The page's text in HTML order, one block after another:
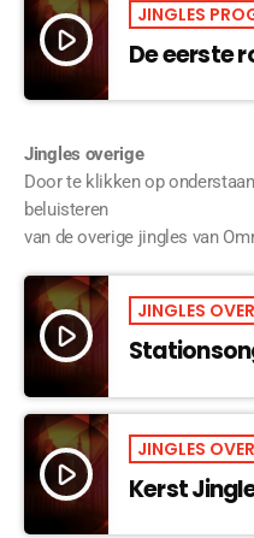
play_arrow
JINGLES
De eerste
Jingles overige
Door te klikken op
beluisteren
van de overige jingles van
play_arrow
JINGLES
play_arrow
JINGLES
Kerst